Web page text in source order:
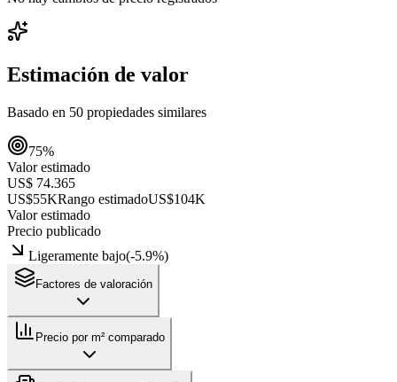
Estimación de valor
Basado en 50 propiedades similares
75%
Valor estimado
US$ 74.365
US$55KRango estimadoUS$104K
Valor estimado
Precio publicado
Ligeramente bajo(-5.9%)
Factores de valoración
Precio por m² comparado